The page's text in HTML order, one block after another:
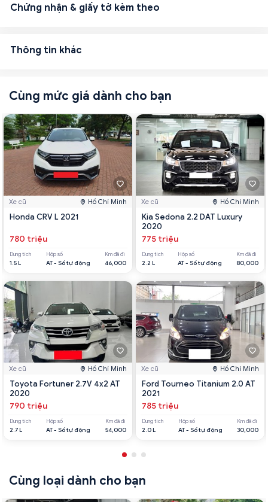
Chứng nhận & giấy tờ kèm theo
Thông tin khác
Cùng mức giá dành cho bạn
Xe cũ Hồ Chí Minh
Honda CRV L 2021
780 triệu
Dung tích
1.5 L
Hộp số
AT - Số tự động
Km đã đi
46,000
Xe cũ Hồ Chí Minh
Toyota Fortuner 2.7V 4x2 AT
2020
790 triệu
Dung tích
2.7 L
Hộp số
AT - Số tự động
Km đã đi
54,000
Xe cũ Hồ Chí Minh
Kia Sedona 2.2 DAT Luxury
2020
775 triệu
Dung tích
2.2 L
Hộp số
AT - Số tự động
Km đã đi
80,000
Xe cũ Hồ Chí Minh
Ford Tourneo Titanium 2.0 AT
2021
785 triệu
Dung tích
2.0 L
Hộp số
AT - Số tự động
Km đã đi
30,000
Cùng loại dành cho bạn